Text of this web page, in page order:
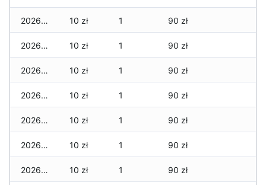
2026-02-27 10 zł 1 90 zł
2026-02-26 10 zł 1 90 zł
2026-02-25 10 zł 1 90 zł
2026-02-24 10 zł 1 90 zł
2026-02-23 10 zł 1 90 zł
2026-02-22 10 zł 1 90 zł
2026-02-21 10 zł 1 90 zł